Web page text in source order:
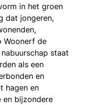
in het groen
dat jongeren,
Woonerf de
staat
als een
en
hagen en
en bijzondere